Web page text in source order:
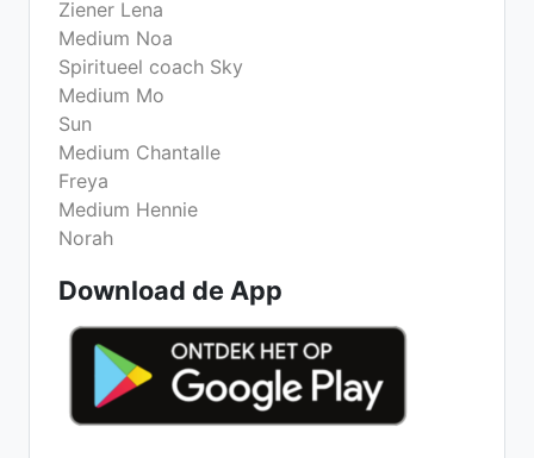
Ziener Lena
Medium Noa
Spiritueel coach Sky
Medium Mo
Sun
Medium Chantalle
Freya
Medium Hennie
Norah
Download de App